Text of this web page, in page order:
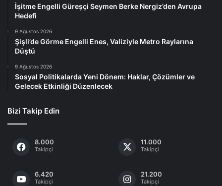
İşitme Engelli Güreşçi Seymen Berke Nergiz’den Avrupa
Hedefi
9 Ağustos 2026
Şişli’de Görme Engelli Enes, Valiziyle Metro Raylarına
Düştü
9 Ağustos 2026
Sosyal Politikalarda Yeni Dönem: Haklar, Çözümler ve
Gelecek Etkinliği Düzenlecek
Bizi Takip Edin
8.000
Takipçi
11.000
Takipçi
6.420
Takipçi
21.200
Takipçi